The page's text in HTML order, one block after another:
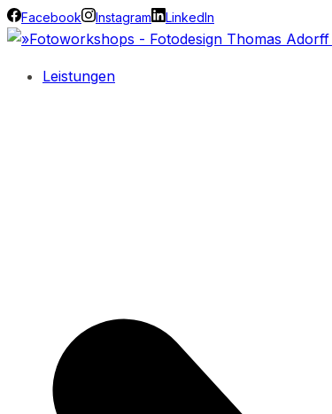
Facebook Instagram LinkedIn
Leistungen